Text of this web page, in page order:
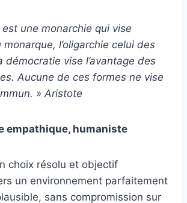
une monarchie qui vise
monarque, l’oligarchie celui des
démocratie vise l’avantage des
Aucune de ces formes ne vise
» Aristote
empathique, humaniste
choix résolu et objectif
un environnement parfaitement
sans compromission sur